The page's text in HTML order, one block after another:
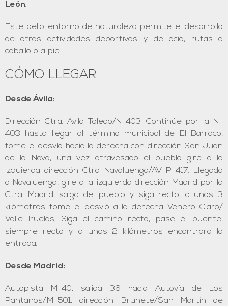
León.
Este bello entorno de naturaleza permite el desarrollo
de otras actividades deportivas y de ocio, rutas a
caballo o a pie.
CÓMO LLEGAR
Desde Ávila:
Dirección Ctra. Ávila-Toledo/N-403. Continúe por la N-
403 hasta llegar al término municipal de El Barraco,
tome el desvío hacia la derecha con dirección San Juan
de la Nava, una vez atravesado el pueblo gire a la
izquierda dirección Ctra. Navaluenga/AV-P-417. Llegada
a Navaluenga, gire a la izquierda dirección Madrid por la
Ctra. Madrid, salga del pueblo y siga recto, a unos 3
kilómetros tome el desvió a la derecha Venero Claro/
Valle Iruelas. Siga el camino recto, pase el puente,
siempre recto y a unos 2 kilómetros encontrara la
entrada.
Desde Madrid:
Autopista M-40, salida 36 hacia Autovía de Los
Pantanos/M-501, dirección Brunete/San Martín de